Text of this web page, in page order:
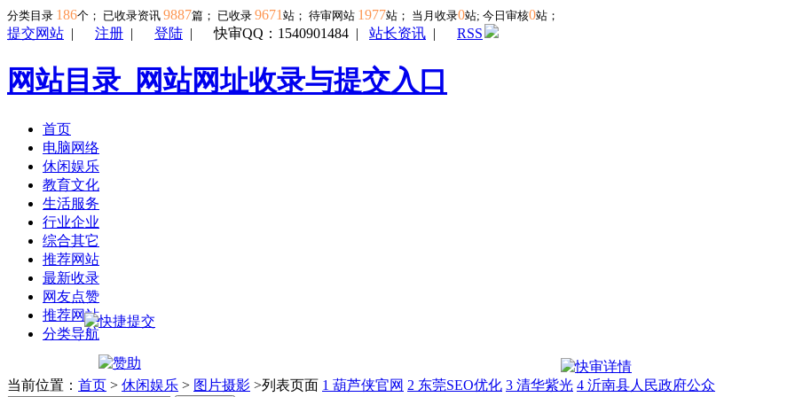
分类目录 186个； 已收录资讯 9887篇； 已收录 9671 站； 待审网站 1977站； 当月收录0站; 今日审核0站；
提交网站 | 注册 | 登陆 |快审QQ：1540901484 | 站长资讯 | RSS
网站目录_网站网址收录与提交入口
首页
电脑网络
休闲娱乐
教育文化
生活服务
行业企业
综合其它
推荐网站
最新收录
网友点赞
推荐网站
分类导航
当前位置： 首页 > 休闲娱乐 > 图片摄影 >列表页面 1 葫芦侠官网 2 东莞SEO优化 3 清华紫光 4 沂南县人民政府公众